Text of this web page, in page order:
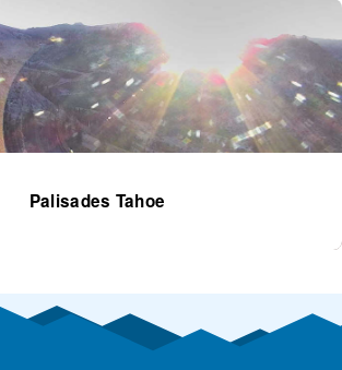
Palisades Tahoe